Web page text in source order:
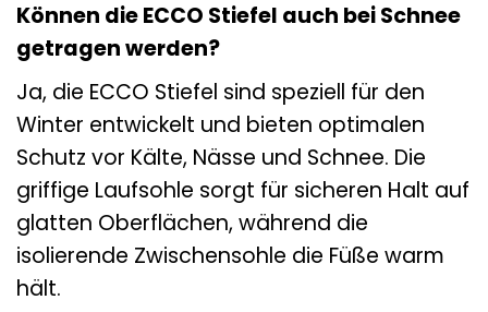
Können die ECCO Stiefel auch bei Schnee
getragen werden?
Ja, die ECCO Stiefel sind speziell für den
Winter entwickelt und bieten optimalen
Schutz vor Kälte, Nässe und Schnee. Die
griffige Laufsohle sorgt für sicheren Halt auf
glatten Oberflächen, während die
isolierende Zwischensohle die Füße warm
hält.